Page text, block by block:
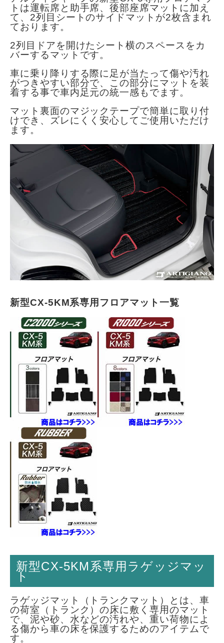
トは運転席と助手席、後部座席マットに加え
て、2列目シートのサイドマットが2枚含まれ
ております。
2列目ドアを開けたシート横のスペースをカ
バーするマットです。
車に乗り降りする際に足が当たって傷や汚れ
がつきやすい部分で、この部分にマットを装
着する事で車内足元の統一感もでます。
マット裏面のマジックテープで簡単に取り付
けでき、ズレにくく安心してご使用いただけ
ます。
新型CX-5KM系専用フロアマット一覧
新型CX-5KM系専用ラゲッジマッ
ト
ラゲッジマット（トランクマット）とは、車
の荷室（トランク）の床に敷く専用のマット
で、泥や砂、水などの汚れや、重い荷物によ
る傷から車の床を保護するためのアイテムで
す。